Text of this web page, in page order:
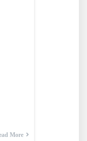
More